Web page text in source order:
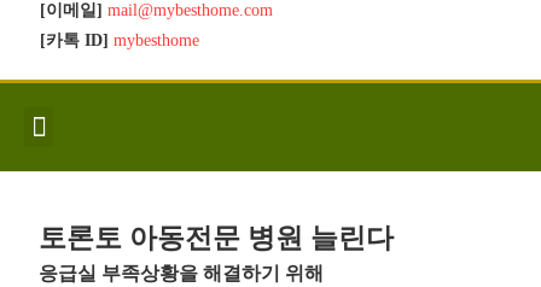
[이메일] mail@mybesthome.com
[카톡 ID] mybesthome
토론토 아동전문 병원 늘린다
응급실 부족상황을 해결하기 위해